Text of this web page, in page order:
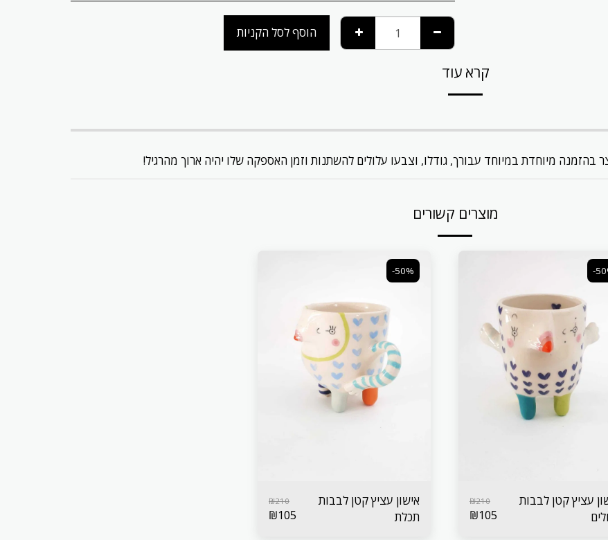
הוסף לסל הקניות
קרא עוד
בהזמנה מיוחדת במיוחד עבורך, גודלו, וצבעו עלולים להשתנות וזמן האספקה שלו יהיה ארוך מהרגיל!
מוצרים קשורים
-
עציץ קטן לבבות
₪210
₪105
-50%
אישון עציץ קטן לבבות
תכלת
₪210
₪105